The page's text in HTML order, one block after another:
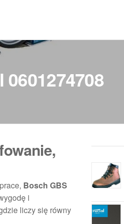
Bosch GBS
i
liczy się równy